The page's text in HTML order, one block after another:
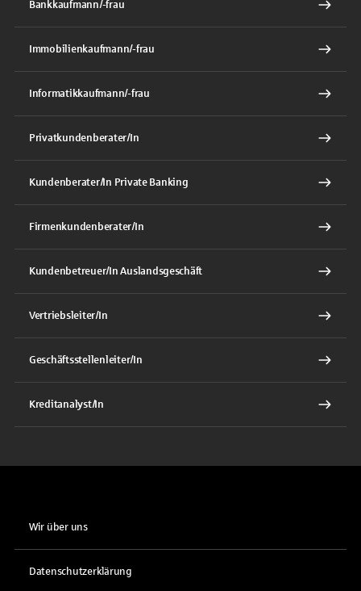
Bankkaufmann/-frau
Immobilienkaufmann/-frau
Informatikkaufmann/-frau
Privatkundenberater/In
Kundenberater/In Private Banking
Firmenkundenberater/In
Kundenbetreuer/In Auslandsgeschäft
Vertriebsleiter/In
Geschäftsstellenleiter/In
Kreditanalyst/In
Wir über uns
Datenschutzerklärung